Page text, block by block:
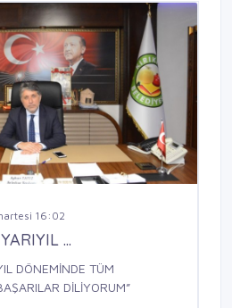
16:02
...
DÖNEMİNDE TÜM
DİLİYORUM”